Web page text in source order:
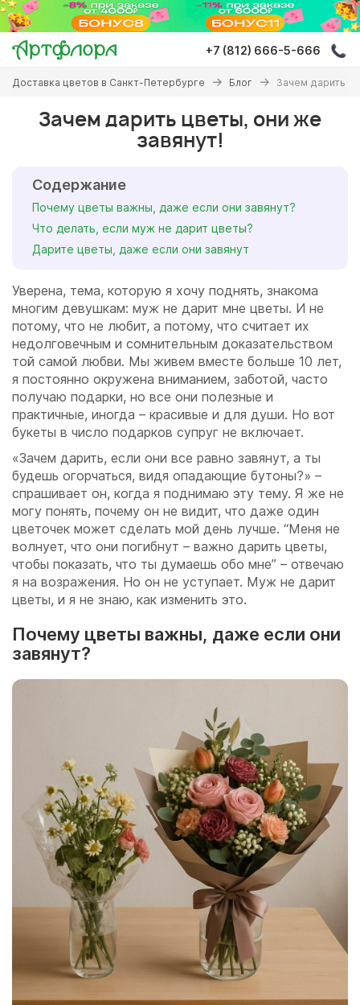
Перейти
основному
содержанию
+7 (812) 666-5-666
Вы
здесь
Доставка цветов в Санкт-Петербурге Блог Зачем дарить
Зачем дарить цветы, они же
завянут!
Содержание
Почему цветы важны, даже если они завянут?
Что делать, если муж не дарит цветы?
Дарите цветы, даже если они завянут
Уверена, тема, которую я хочу поднять, знакома
многим девушкам: муж не дарит мне цветы. И не
потому, что не любит, а потому, что считает их
недолговечным и сомнительным доказательством
той самой любви. Мы живем вместе больше 10 лет,
я постоянно окружена вниманием, заботой, часто
получаю подарки, но все они полезные и
практичные, иногда – красивые и для души. Но вот
букеты в число подарков супруг не включает.
«Зачем дарить, если они все равно завянут, а ты
будешь огорчаться, видя опадающие бутоны?» –
спрашивает он, когда я поднимаю эту тему. Я же не
могу понять, почему он не видит, что даже один
цветочек может сделать мой день лучше. “Меня не
волнует, что они погибнут – важно дарить цветы,
чтобы показать, что ты думаешь обо мне” – отвечаю
я на возражения. Но он не уступает. Муж не дарит
цветы, и я не знаю, как изменить это.
Почему цветы важны, даже если они
завянут?